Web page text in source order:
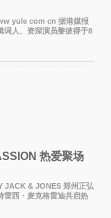
yule com cn 据港媒报
词人、资深演员黎彼得于8
年76岁。好友钟志光透
后便卧床休养，身体机能
热爱聚场
& JONES 郑州正弘
雷西・麦克格雷迪共启热
，
全国首店，于郑